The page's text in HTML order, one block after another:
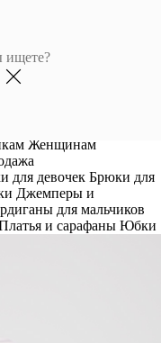
Женщинам
для девочек Брюки для
Джемперы и
для мальчиков
и сарафаны Юбки